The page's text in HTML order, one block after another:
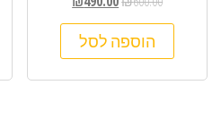
הוספה לסל